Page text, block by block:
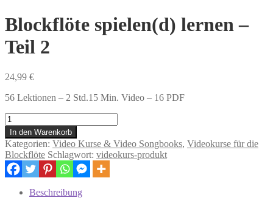
Blockflöte spielen(d) lernen –
Teil 2
24,99 €
56 Lektionen – 2 Std.15 Min. Video – 16 PDF
Blockflöte
spielen(d)
lernen
-
Teil
2
In den Warenkorb
Kategorien: Video Kurse & Video Songbooks, Videokurse für die
Blockflöte Schlagwort: videokurs-produkt
Beschreibung